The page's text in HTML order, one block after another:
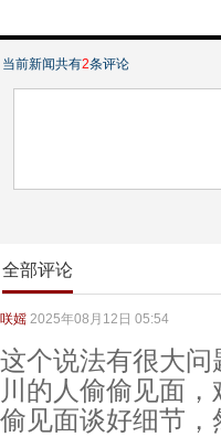
当前新闻共有2条评论
全部评论
咲媱 2025年08月12日 05:54
这个说法有很大
川的人偷偷见面
偷见面谈好细节